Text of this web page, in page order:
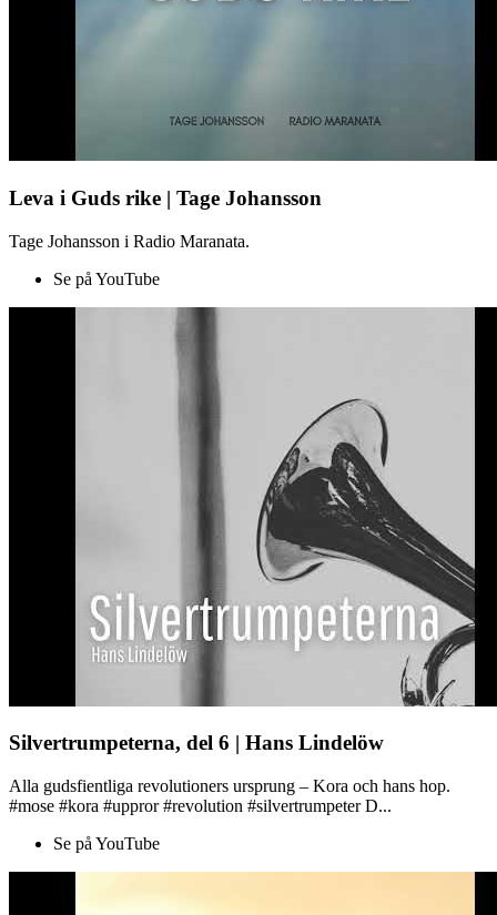
Leva i Guds rike | Tage Johansson
Tage Johansson i Radio Maranata.
Se på YouTube
Silvertrumpeterna, del 6 | Hans Lindelöw
Alla gudsfientliga revolutioners ursprung – Kora och hans hop.
#mose #kora #uppror #revolution #silvertrumpeter D...
Se på YouTube